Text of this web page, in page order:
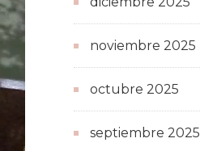
noviembre 2025
octubre 2025
septiembre 2025